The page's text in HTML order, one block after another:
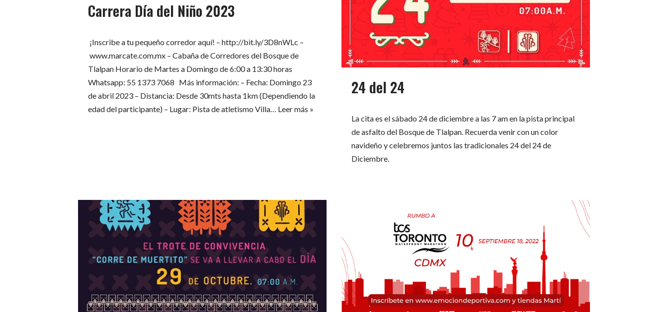
Carrera Día del Niño 2023
¡Inscribe a tu pequeño corredor aquí! – http://bit.ly/3D8nWLc –
www.marcate.com.mx – Cabaña de Corredores del Bosque de
Tlalpan Horario de Martes a Domingo de 6:00 a 13:30 horas
Whatsapp: 55 1373 7068 Más información: – Fecha: Domingo 23
de abril 2023 – Distancia: Desde 30mts hasta 1km (Dependiendo la
edad del participante) – Lugar: Pista de atletismo Villa… Leer más »
24 del 24
La cita es el sábado 24 de diciembre a las 7 am en la pista principal
de asfalto del Bosque de Tlalpan. Recuerda venir con un color
navideño y celebremos juntos las tradicionales 24 del 24 de
Diciembre.